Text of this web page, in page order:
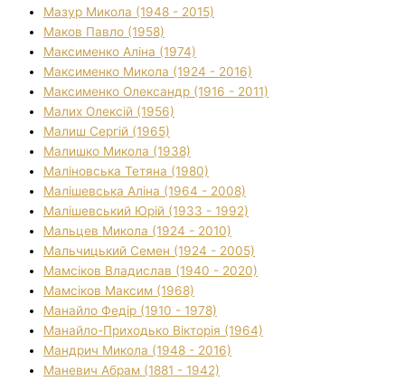
Мазур Микола (1948 - 2015)
Маков Павло (1958)
Максименко Аліна (1974)
Максименко Микола (1924 - 2016)
Максименко Олександр (1916 - 2011)
Малих Олексій (1956)
Малиш Сергій (1965)
Малишко Микола (1938)
Маліновська Тетяна (1980)
Малішевська Аліна (1964 - 2008)
Малішевський Юрій (1933 - 1992)
Мальцев Микола (1924 - 2010)
Мальчицький Семен (1924 - 2005)
Мамсіков Владислав (1940 - 2020)
Мамсіков Максим (1968)
Манайло Федір (1910 - 1978)
Манайло-Приходько Вікторія (1964)
Мандрич Микола (1948 - 2016)
Маневич Абрам (1881 - 1942)